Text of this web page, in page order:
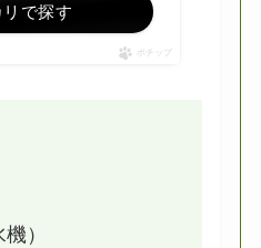
リで探す
ポチップ
）